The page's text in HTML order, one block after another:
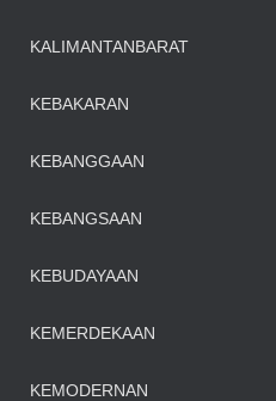
KALIMANTANBARAT
KEBAKARAN
KEBANGGAAN
KEBANGSAAN
KEBUDAYAAN
KEMERDEKAAN
KEMODERNAN